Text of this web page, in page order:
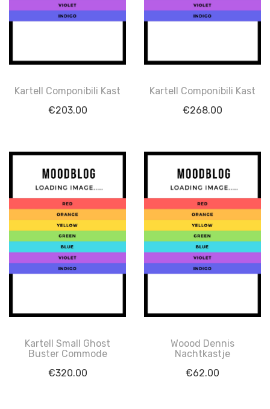
Kartell Componibili Kast
€203.00
Kartell Componibili Kast
€268.00
Kartell Small Ghost
Buster Commode
€320.00
Woood Dennis
Nachtkastje
€62.00